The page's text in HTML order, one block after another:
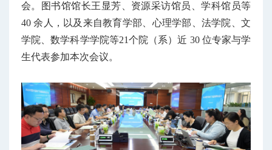
会。图书馆馆长王显芳、资源采访馆员、学科馆员等
40 余人，以及来自教育学部、心理学部、法学院、文
学院、数学科学学院等21个院（系）近 30 位专家与学
生代表参加本次会议。